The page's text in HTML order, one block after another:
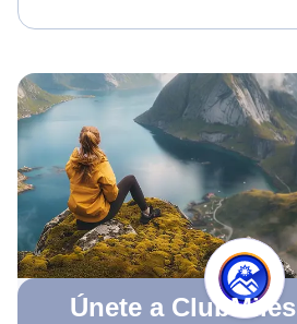
Únete a ClubMiles